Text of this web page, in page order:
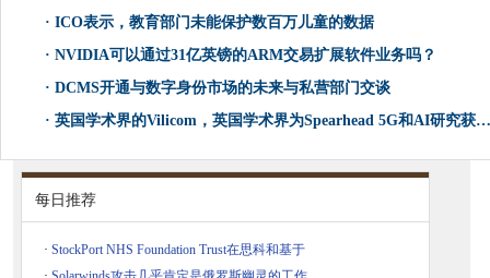
· ICO表示，教育部门未能保护数百万儿童的数据
· NVIDIA可以通过31亿英镑的ARM交易扩展软件业务吗？
· DCMS开通与数字身份市场的未来与私营部门交谈
· 英国学术界的Vilicom，英国学术界为Spearhead 5G和AI研究获得资金
每日推荐
· StockPort NHS Foundation Trust在思科和基于